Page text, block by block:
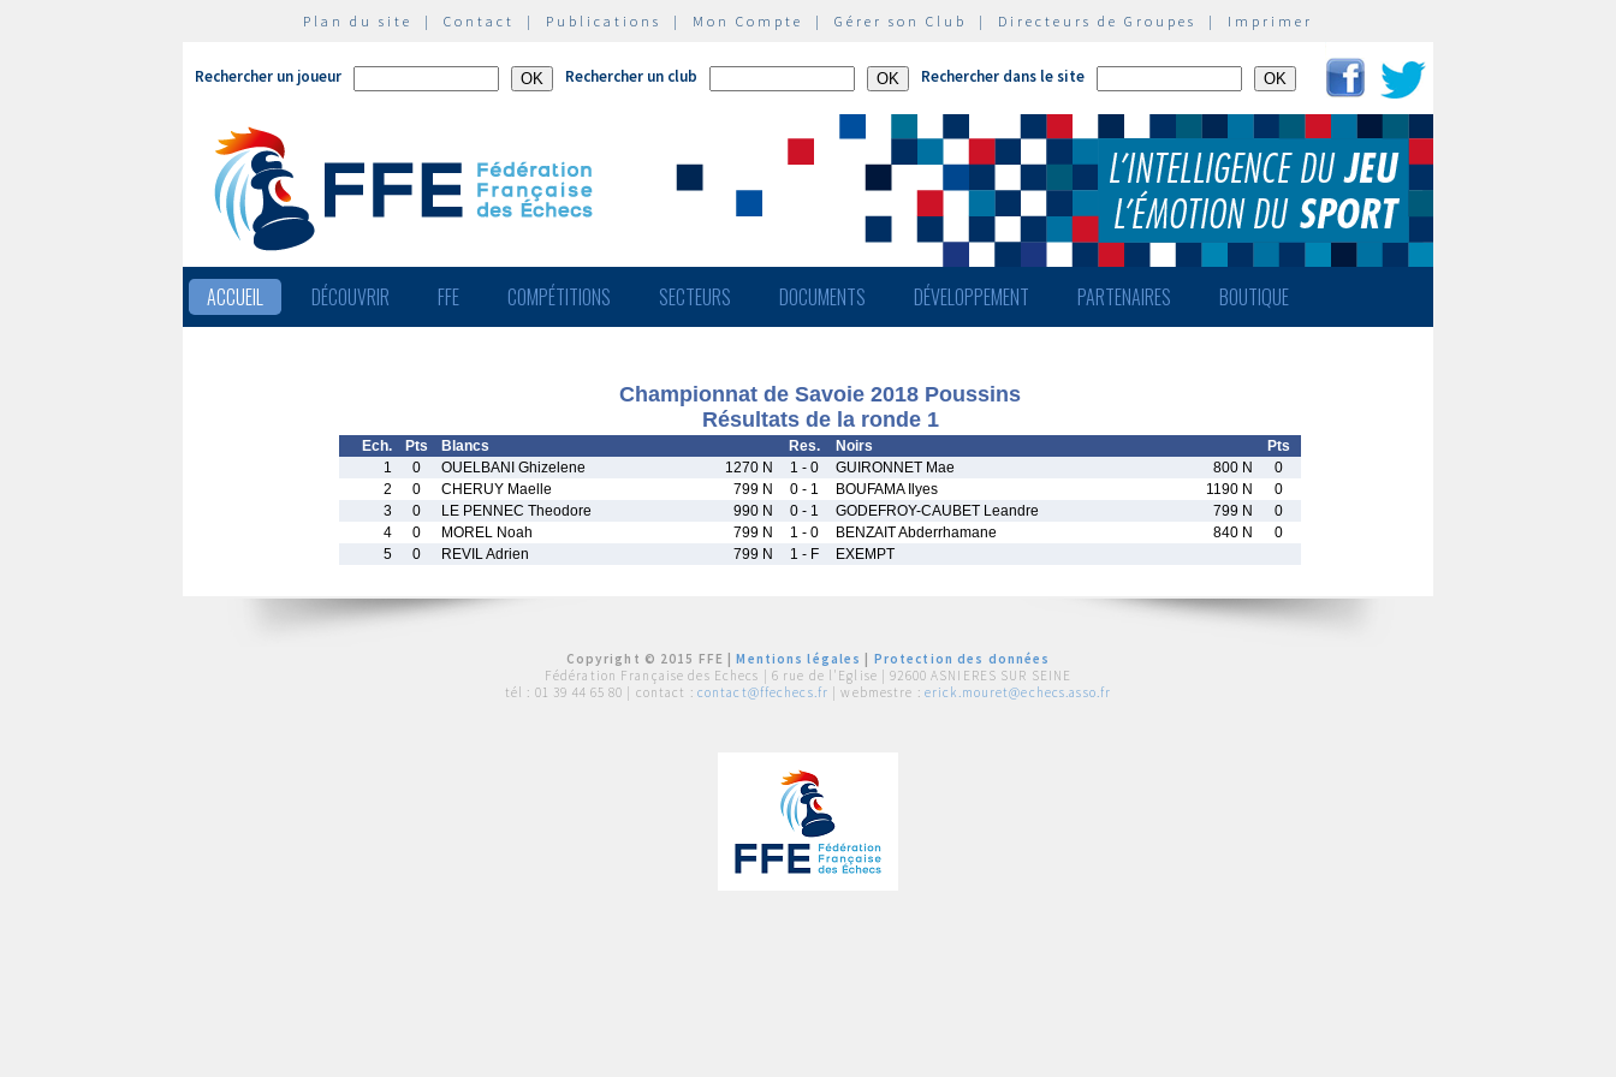
Plan du site | Contact | Publications | Mon Compte | Gérer son Club | Directeurs de Groupes | Imprimer
Rechercher un joueur Rechercher un club Rechercher dans le site
ACCUEIL DÉCOUVRIR FFE COMPÉTITIONS SECTEURS DOCUMENTS DÉVELOPPEMENT PARTENAIRES BOUTIQUE
Championnat de Savoie 2018 Poussins
Résultats de la ronde 1
Ech. Pts Blancs Res. Noirs
Pts
1
0 OUELBANI Ghizelene 1270 N 1 - 0 GUIRONNET Mae 800 N
0
2
0 CHERUY Maelle 799 N 0 - 1 BOUFAMA Ilyes 1190 N
0
3
0 LE PENNEC Theodore 990 N 0 - 1 GODEFROY-CAUBET Leandre 799 N
0
4
0 MOREL Noah 799 N 1 - 0 BENZAIT Abderrhamane 840 N
0
5
0 REVIL Adrien 799 N 1 - F EXEMPT
Copyright © 2015 FFE |Mentions légales
Protection des données
Fédération Française des Echecs | 6 rue de l'Eglise | 92600 ASNIERES SUR SEINE
tél : 01 39 44 65 80 | contact : contact@ffechecs.fr | webmestre : erick.mouret@echecs.asso.fr